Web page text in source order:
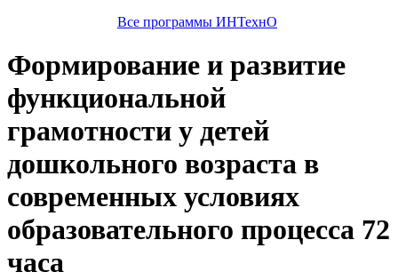
Все программы ИНТехнО
Формирование и развитие
функциональной
грамотности у детей
дошкольного возраста в
современных условиях
образовательного процесса 72
часа